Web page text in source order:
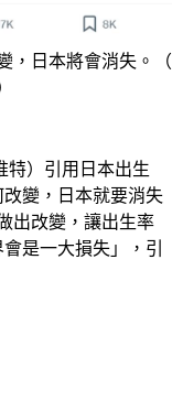
，日本將會消失。
特）引用日本出生
變，日本就要消失
出改變，讓出生率
是一大損失」，引